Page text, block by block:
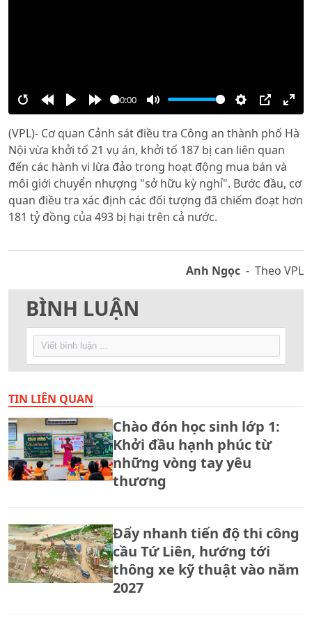
RestartRewind
10s
PlayForward
10s
00:00
Mute Settings
PIP
(VPL)- Cơ quan Cảnh sát điều tra Công an thành phố Hà
Nội vừa khởi tố 21 vụ án, khởi tố 187 bị can liên quan
đến các hành vi lừa đảo trong hoạt động mua bán và
môi giới chuyển nhượng "sở hữu kỳ nghỉ". Bước đầu, cơ
quan điều tra xác định các đối tượng đã chiếm đoạt hơn
181 tỷ đồng của 493 bị hại trên cả nước.
Anh Ngọc - Theo VPL
BÌNH LUẬN
TIN LIÊN QUAN
Chào đón học sinh lớp 1:
Khởi đầu hạnh phúc từ
những vòng tay yêu
thương
Đẩy nhanh tiến độ thi công
cầu Tứ Liên, hướng tới
thông xe kỹ thuật vào năm
2027